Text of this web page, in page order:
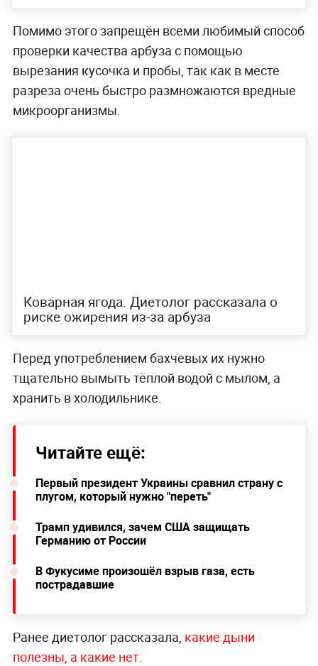
Помимо этого запрещён всеми любимый способ
проверки качества арбуза с помощью
вырезания кусочка и пробы, так как в месте
разреза очень быстро размножаются вредные
микроорганизмы.
Коварная ягода. Диетолог рассказала о
риске ожирения из-за арбуза
Перед употреблением бахчевых их нужно
тщательно вымыть тёплой водой с мылом, а
хранить в холодильнике.
Читайте ещё:
Первый президент Украины сравнил страну с
плугом, который нужно "переть"
Трамп удивился, зачем США защищать
Германию от России
В Фукусиме произошёл взрыв газа, есть
пострадавшие
Ранее диетолог рассказала, какие дыни
полезны, а какие нет.